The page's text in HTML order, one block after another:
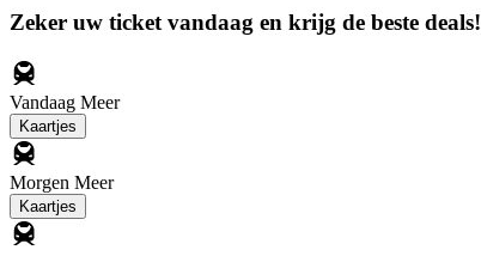
Zeker uw ticket vandaag en krijg de beste deals!
Vandaag Meer
Kaartjes
Morgen Meer
Kaartjes